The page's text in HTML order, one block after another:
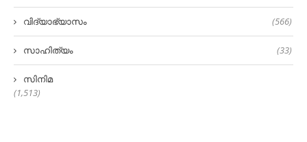
വിദ്യാഭ്യാസം (566)
സാഹിത്യം (33)
സിനിമ
(1,513)